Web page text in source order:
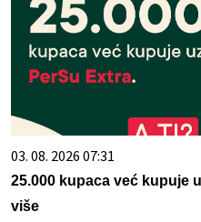
03. 08. 2026 07:31
25.000 kupaca već kupuje
više